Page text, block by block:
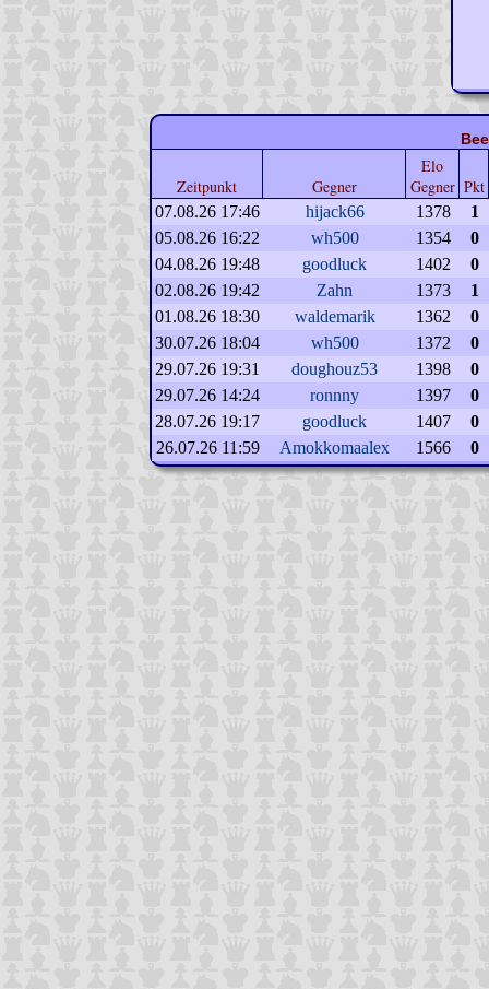
Zeitpunkt Gegner
Elo
Gegner Pkt
07.08.26 17:46 hijack66 1378
1
05.08.26 16:22
wh500 1354
0
04.08.26 19:48
goodluck 1402
0
02.08.26 19:42
Zahn 1373
1
01.08.26 18:30
waldemarik 1362
0
30.07.26 18:04
wh500 1372
0
29.07.26 19:31
doughouz53 1398
0
29.07.26 14:24
ronnny 1397
0
28.07.26 19:17
goodluck 1407
0
26.07.26 11:59
Amokkomaalex 1566 0